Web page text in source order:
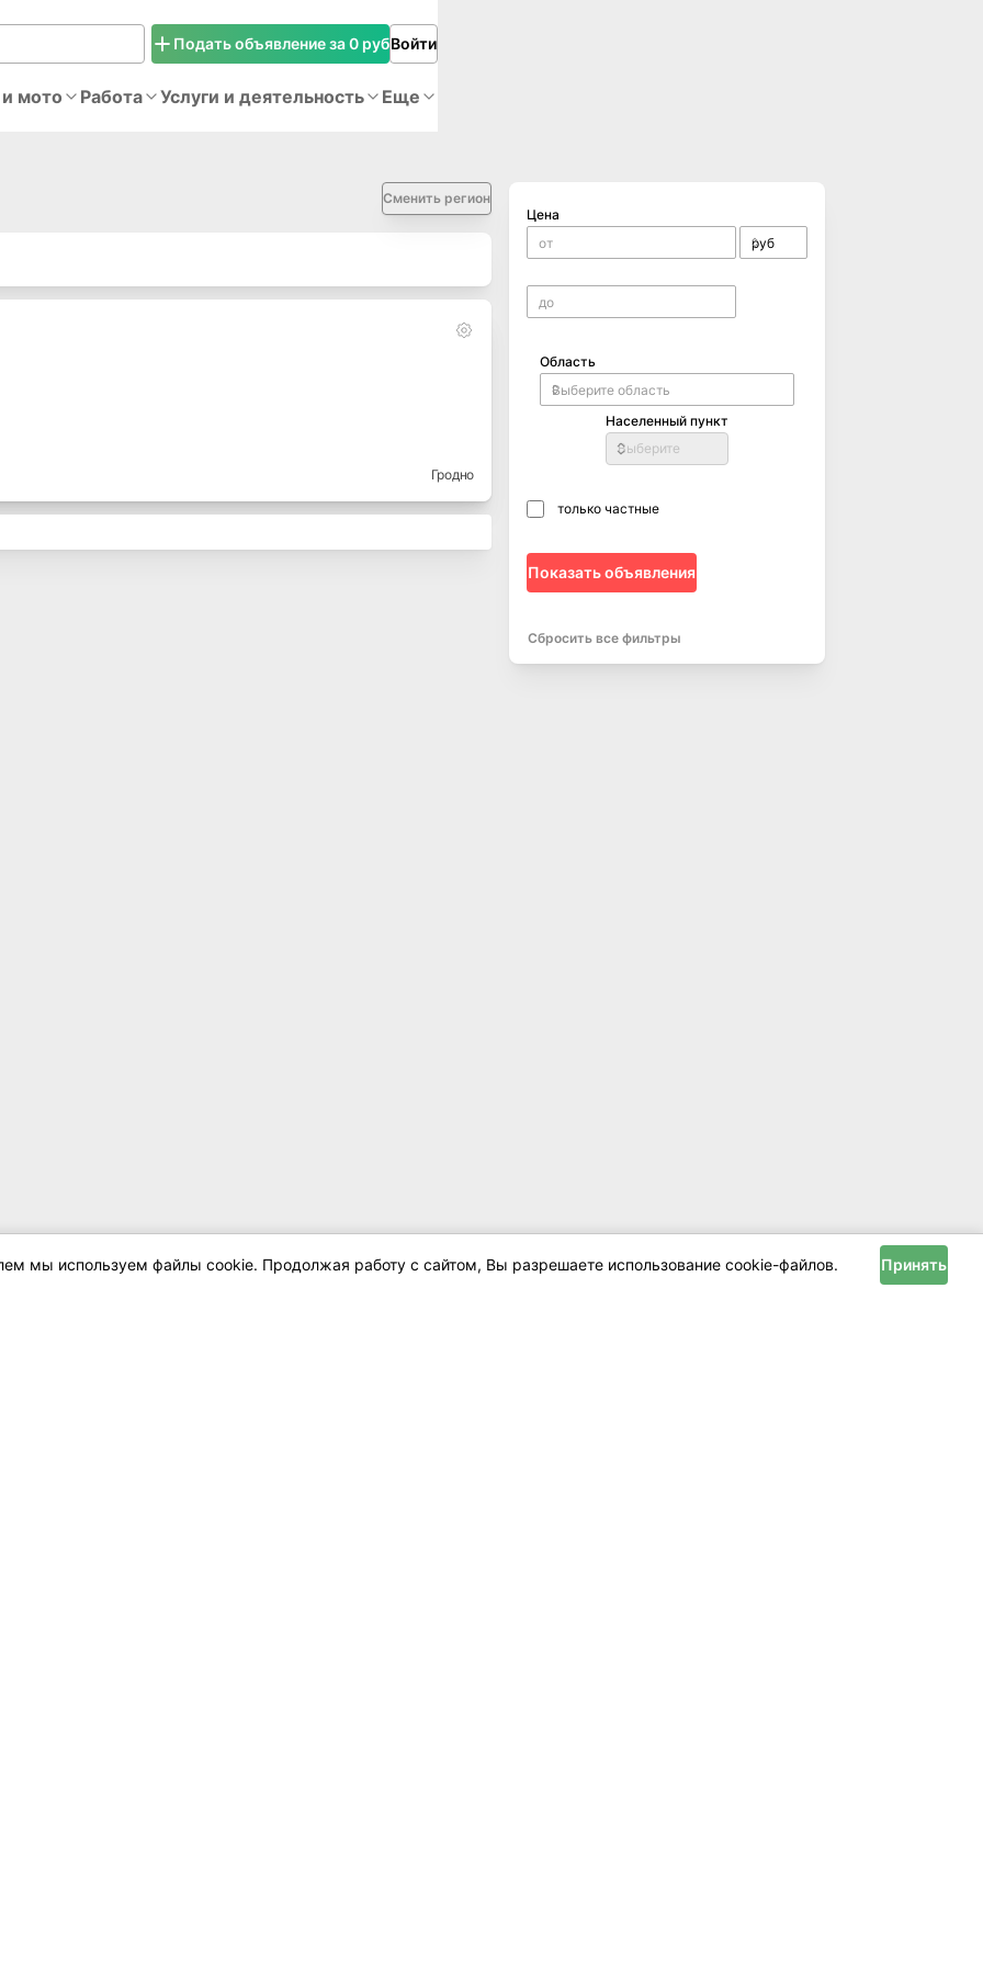
Подать объявление за 0 рубВойти
мото Работа Услуги и деятельность Еще
Сменить регион
Гродно
Цена
Область
Населенный пункт
Выберите
только частные
Показать объявления
Сбросить все фильтры
мы используем файлы cookie. Продолжая работу с сайтом, Вы разрешаете использование cookie-файлов. Принять